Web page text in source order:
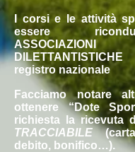
I corsi e le attività
essere
ASSOCIAZIONI
registro nazionale
Facciamo notare
ottenere “Dote
richiesta la ricevuta
TRACCIABILE
debito, bonifico…).